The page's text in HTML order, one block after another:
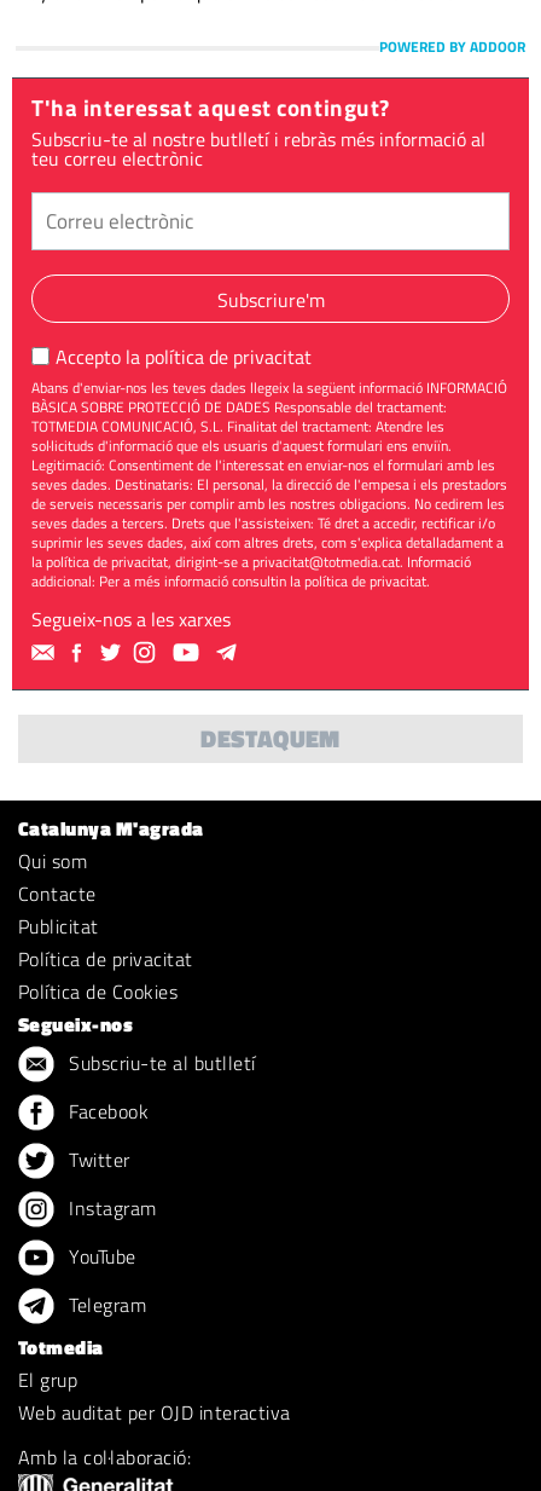
POWERED BY ADDOOR
T'ha interessat aquest contingut?
Subscriu-te al nostre butlletí i rebràs més informació al
teu correu electrònic
Subscriure'm
Accepto la política de privacitat
Abans d'enviar-nos les teves dades llegeix la següent informació INFORMACIÓ
BÀSICA SOBRE PROTECCIÓ DE DADES Responsable del tractament:
TOTMEDIA COMUNICACIÓ, S.L. Finalitat del tractament: Atendre les
sol·licituds d'informació que els usuaris d'aquest formulari ens enviïn.
Legitimació: Consentiment de l'interessat en enviar-nos el formulari amb les
seves dades. Destinataris: El personal, la direcció de l'empesa i els prestadors
de serveis necessaris per complir amb les nostres obligacions. No cedirem les
seves dades a tercers. Drets que l'assisteixen: Té dret a accedir, rectificar i/o
suprimir les seves dades, així com altres drets, com s'explica detalladament a
la política de privacitat, dirigint-se aprivacitat@totmedia.cat. Informació
addicional: Per a més informació consultin lapolítica de privacitat.
Segueix-nos a les xarxes
DESTAQUEM
Catalunya M'agrada
Qui som
Contacte
Publicitat
Política de privacitat
Política de Cookies
Segueix-nos
Subscriu-te al butlletí
Facebook
Twitter
Instagram
YouTube
Telegram
Totmedia
El grup
Web auditat per OJD interactiva
Amb la col·laboració: